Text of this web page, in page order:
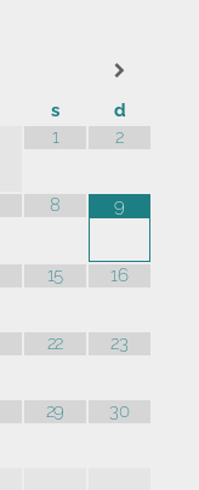
s
d
1
2
8 9
15 16
22 23
29 30